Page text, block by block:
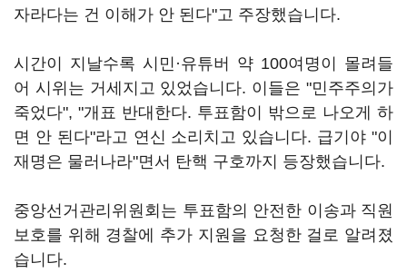
자라다는 건 이해가 안 된다"고 주장했습니다.
시간이 지날수록 시민·유튜버 약 100여명이 몰려들
어 시위는 거세지고 있었습니다. 이들은 "민주주의가
죽었다", "개표 반대한다. 투표함이 밖으로 나오게 하
면 안 된다"라고 연신 소리치고 있습니다. 급기야 "이
재명은 물러나라"면서 탄핵 구호까지 등장했습니다.
중앙선거관리위원회는 투표함의 안전한 이송과 직원
보호를 위해 경찰에 추가 지원을 요청한 걸로 알려졌
습니다.